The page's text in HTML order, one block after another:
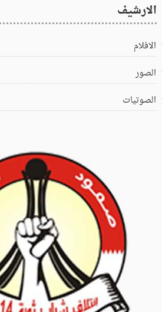
الارشيف
الافلام
الصور
الصوتيات